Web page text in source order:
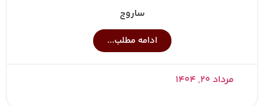
ساروج
ادامه مطلب...
مرداد ۲۰, ۱۴۰۴